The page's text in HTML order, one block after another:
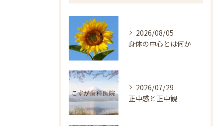
2026/08/05
身体の中心とは何か
2026/07/29
正中感と正中観